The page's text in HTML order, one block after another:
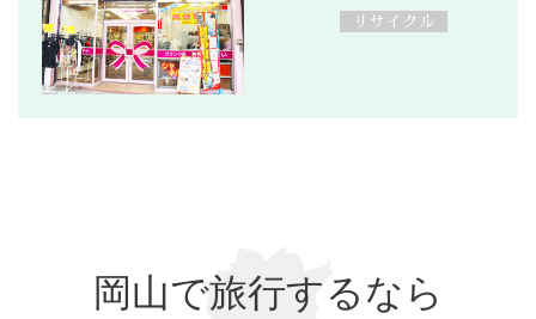
リサイクル
岡山で旅行するなら